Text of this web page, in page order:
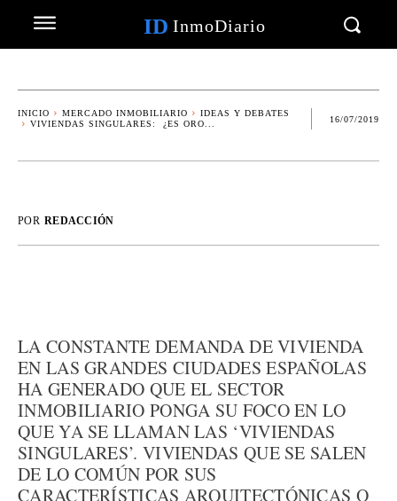
ID InmoDiario
INICIO MERCADO INMOBILIARIO
IDEAS Y DEBATES
VIVIENDAS SINGULARES: ¿ES ORO...
16/07/2019
POR REDACCIÓN
LA CONSTANTE DEMANDA DE VIVIENDA
EN LAS GRANDES CIUDADES ESPAÑOLAS
HA GENERADO QUE EL SECTOR
INMOBILIARIO PONGA SU FOCO EN LO
QUE YA SE LLAMAN LAS ‘VIVIENDAS
SINGULARES’. VIVIENDAS QUE SE SALEN
DE LO COMÚN POR SUS
CARACTERÍSTICAS ARQUITECTÓNICAS O